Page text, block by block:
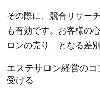
その際に、競合リサー
も有効です。お客様の
ロンの売り」となる差
エステサロン経営の
受ける